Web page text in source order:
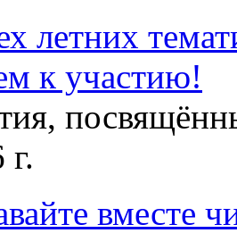
летних
к участию!
вместе